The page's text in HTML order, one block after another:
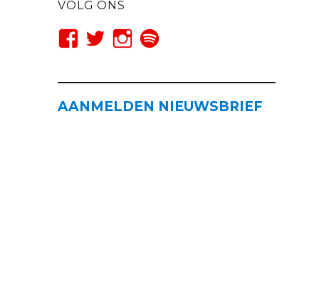
VOLG ONS
AANMELDEN NIEUWSBRIEF